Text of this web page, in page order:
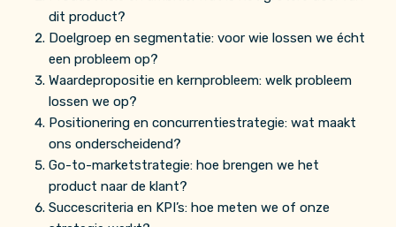
dit product?
Doelgroep en segmentatie: voor wie lossen we écht
een probleem op?
Waardepropositie en kernprobleem: welk probleem
lossen we op?
Positionering en concurrentiestrategie: wat maakt
ons onderscheidend?
Go-to-marketstrategie: hoe brengen we het
product naar de klant?
Succescriteria en KPI’s: hoe meten we of onze